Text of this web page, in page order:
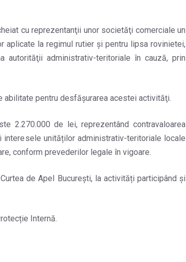
cu reprezentanţii unor societăţi comerciale un
aplicate la regimul rutier şi pentru lipsa rovinietei,
autorităţii administrativ-teritoriale în cauză, prin
pentru desfăşurarea acestei activităţi.
2.270.000 de lei, reprezentând contravaloarea
unităților administrativ-teritoriale locale
conform prevederilor legale în vigoare.
de Apel Bucureşti, la activități participând și
Internă.